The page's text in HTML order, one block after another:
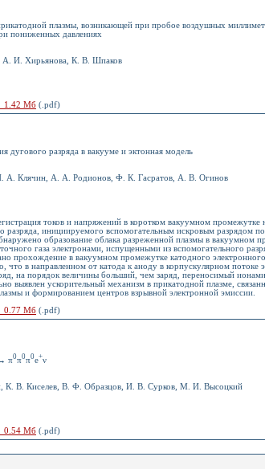
плазмы, возникающей при пробое воздушных
пониженных давлениях
А. И. Хирьянова, К. В. Шпаков
1.42 Мб (.pdf)
дугового разряда в вакууме и эктонная модель
А. Клячин, А. А. Родионов, Ф. К. Гасратов, А. В. Огинов
токов и напряжений в коротком вакуумном промежутке
разряда, инициируемого вспомогательным искровым разрядом
образование облака разреженной плазмы в вакуумном
газа электронами, испущенными из вспомогательного
прохождение в вакуумном промежутке катодного
что в направленном от катода к аноду в корпускулярном потоке
на порядок величины больший, чем заряд, переносимый ионами.
выявлен ускорительный механизм в прикатодной плазме,
и формированием центров взрывной электронной эмиссии.
0.77 Мб (.pdf)
π0π0π0e+ν
К. В. Киселев, В. Ф. Образцов, И. В. Сурков, М. И. Высоцкий
0.54 Мб (.pdf)